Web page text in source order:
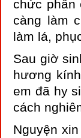
chức phần
càng làm
làm lá,
Sau giờ
hương
em đã hy
cách
Nguyện